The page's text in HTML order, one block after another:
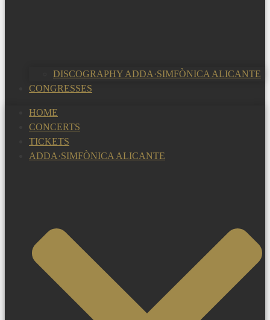
DISCOGRAPHY ADDA·SIMFÒNICA ALICANTE
CONGRESSES
HOME
CONCERTS
TICKETS
ADDA·SIMFÒNICA ALICANTE